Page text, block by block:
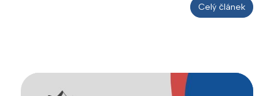
Celý článek